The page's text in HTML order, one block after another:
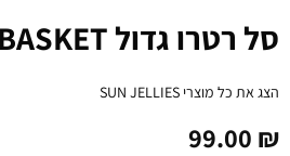
סל רטרו גדול RETRO BASKET תכלת פסטל
הצג את כל מוצרי SUN JELLIES
99.00 ₪